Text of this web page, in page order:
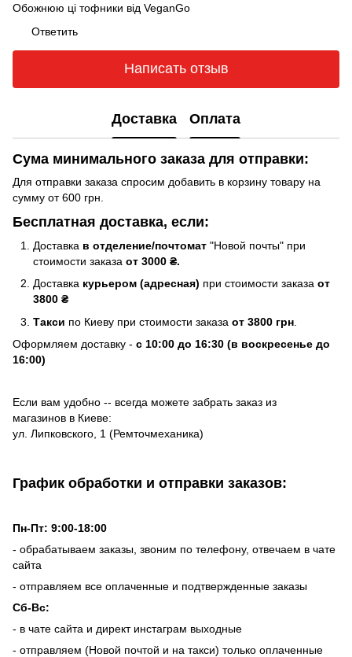
Обожнюю ці тофники від VeganGo
Ответить
Написать отзыв
Доставка Оплата
Сума минимального заказа для отправки:
Для отправки заказа спросим добавить в корзину товару на
сумму от 600 грн.
Бесплатная доставка, если:
Доставка в отделение/почтомат "Новой почты" при
стоимости заказа от 3000 ₴.
Доставка курьером (адресная) при стоимости заказа от
3800 ₴
Такси по Киеву при стоимости заказа от 3800 грн
Оформляем доставку - с 10:00 до 16:30 (в воскресенье до
16:00)
Если вам удобно -- всегда можете забрать заказ из
магазинов в Киеве:
ул. Липковского, 1 (Ремточмеханика)
График обработки и отправки заказов:
Пн-Пт: 9:00-18:00
- обрабатываем заказы, звоним по телефону, отвечаем в чате
сайта
- отправляем все оплаченные и подтвержденные заказы
Сб-Вс:
- в чате сайта и директ инстаграм выходные
- отправляем (Новой почтой и на такси) только оплаченные